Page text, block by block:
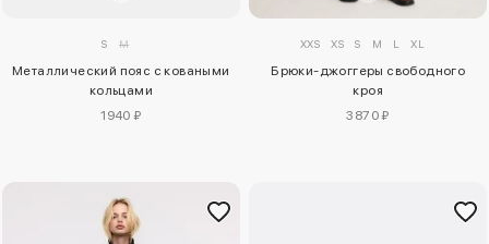
S M
Металлический пояс с коваными
кольцами
1940 ₽
XXS XS S M L XL
Брюки-джоггеры свободного
кроя
3870 ₽